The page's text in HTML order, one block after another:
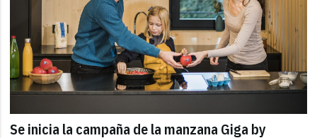
Se inicia la campaña de la manzana Giga by